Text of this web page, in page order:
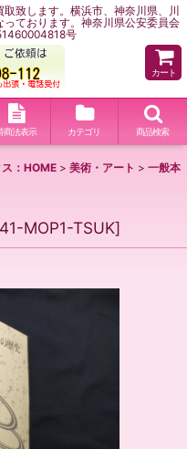
致します。横浜市、神奈川県、川
ております。神奈川県公安委員会
号
カート
商法表示 カテゴリ 商品検索
：HOME > 美術・アート > 一般本
41-MOP1-TSUK]